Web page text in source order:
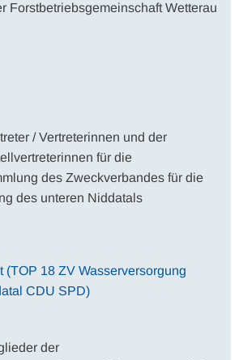
Forstbetriebsgemeinschaft Wetterau
/ Vertreterinnen und der
für die
des Zweckverbandes für die
des unteren Niddatals
(TOP 18 ZV Wasserversorgung
CDU SPD)
der